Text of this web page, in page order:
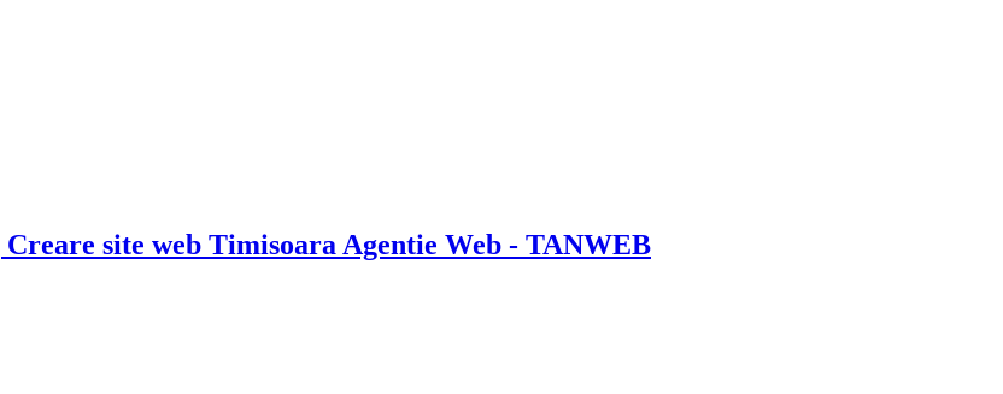
Creare site web Timisoara Agentie Web - TANWEB